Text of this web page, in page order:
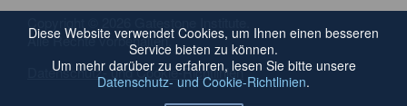
Alle Rechte vorbehalten.
Datenschutz- und Cookie-Richtlinien
Diese Website verwendet Cookies, um Ihnen einen besseren
Service bieten zu können.
Um mehr darüber zu erfahren, lesen Sie bitte unsere
Datenschutz- und Cookie-Richtlinien.